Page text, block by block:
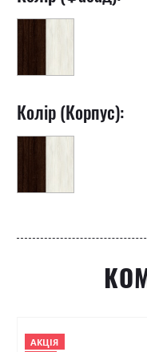
Колір (Корпус):
АКЦІЯ